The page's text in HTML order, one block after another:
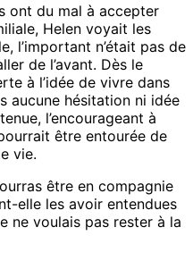
ont du mal à accepter
Helen voyait les
l’important n’était pas de
de l’avant. Dès le
à l’idée de vivre dans
aucune hésitation ni idée
l’encourageant à
être entourée de
vie.
être en compagnie
elle les avoir entendues
ne voulais pas rester à la